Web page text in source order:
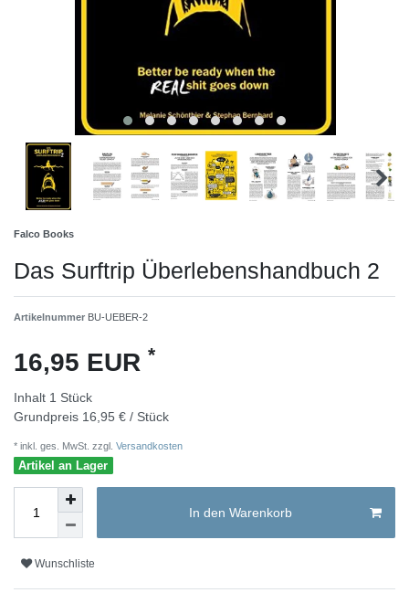
Falco Books
Das Surftrip Überlebenshandbuch 2
Artikelnummer BU-UEBER-2
16,95 EUR *
Inhalt 1 Stück
Grundpreis 16,95 € / Stück
* inkl. ges. MwSt. zzgl. Versandkosten
Artikel an Lager
In den Warenkorb
Wunschliste